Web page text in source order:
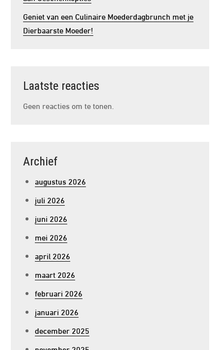
Geniet van een Culinaire Moederdagbrunch met je
Dierbaarste Moeder!
Laatste reacties
Geen reacties om te tonen.
Archief
augustus 2026
juli 2026
juni 2026
mei 2026
april 2026
maart 2026
februari 2026
januari 2026
december 2025